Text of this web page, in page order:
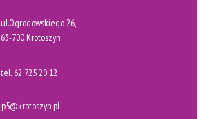
ul.Ogrodowskiego 26,
63-700 Krotoszyn
tel. 62 725 20 12
p5@krotoszyn.pl